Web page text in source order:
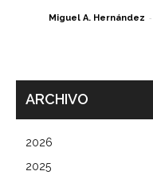
Miguel A. Hernández -
ARCHIVO
2026
2025